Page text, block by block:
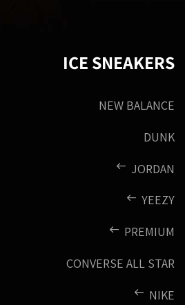
ICE SNEAKERS
NEW BALANCE
DUNK
JORDAN
YEEZY
PREMIUM
CONVERSE ALL STAR
NIKE